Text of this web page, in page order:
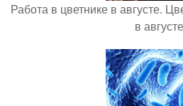
Работа в цветнике в августе.
в августе